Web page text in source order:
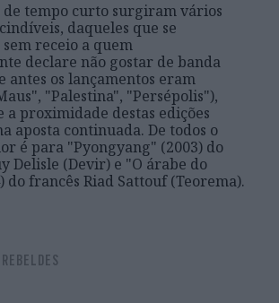
tempo curto surgiram vários
daqueles que se
receio a quem
declare não gostar de banda
antes os lançamentos eram
"Palestina", "Persépolis"),
a proximidade destas edições
aposta continuada. De todos o
é para "Pyongyang" (2003) do
Delisle (Devir) e "O árabe do
francês Riad Sattouf (Teorema).